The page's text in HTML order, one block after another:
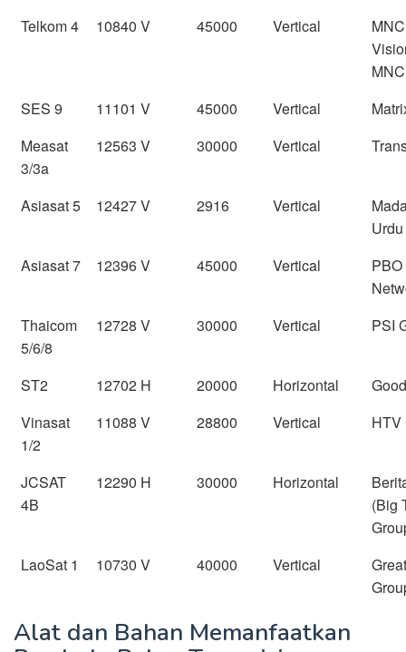
Telkom 4
10840 V 45000 Vertical
MNC
SES 9
11101 V 45000 Vertical
Measat
3/3a
12563 V 30000 Vertical
Asiasat 5 12427 V 2916 Vertical
Urdu
Asiasat 7
12396 V 45000 Vertical
PBO
Thaicom
5/6/8
12728 V 30000 Vertical PSI
ST2 12702 H 20000 Horizontal
Vinasat
1/2
11088 V 28800 Vertical HTV
JCSAT
4B
12290 H 30000 Horizontal
(Big
LaoSat 1
10730 V 40000 Vertical
Alat dan Bahan Memanfaatkan